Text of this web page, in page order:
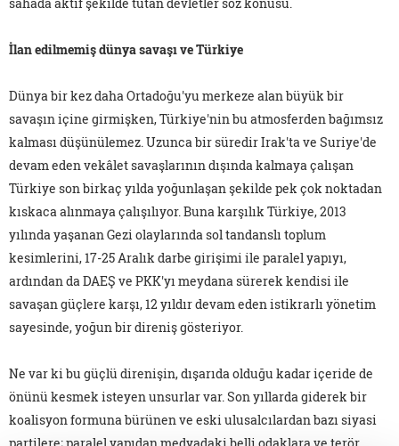
İlan edilmemiş dünya savaşı ve Türkiye
Dünya bir kez daha Ortadoğu'yu merkeze alan büyük bir
savaşın içine girmişken, Türkiye'nin bu atmosferden bağımsız
kalması düşünülemez. Uzunca bir süredir Irak'ta ve Suriye'de
devam eden vekâlet savaşlarının dışında kalmaya çalışan
Türkiye son birkaç yılda yoğunlaşan şekilde pek çok noktadan
kıskaca alınmaya çalışılıyor. Buna karşılık Türkiye, 2013
yılında yaşanan Gezi olaylarında sol tandanslı toplum
kesimlerini, 17-25 Aralık darbe girişimi ile paralel yapıyı,
ardından da DAEŞ ve PKK'yı meydana sürerek kendisi ile
savaşan güçlere karşı, 12 yıldır devam eden istikrarlı yönetim
sayesinde, yoğun bir direniş gösteriyor.
Ne var ki bu güçlü direnişin, dışarıda olduğu kadar içeride de
önünü kesmek isteyen unsurlar var. Son yıllarda giderek bir
koalisyon formuna bürünen ve eski ulusalcılardan bazı siyasi